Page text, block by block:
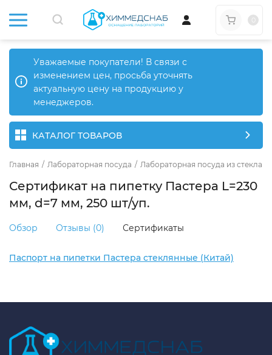
Уважаемые покупатели! В связи с
изменением цен, просьба уточнять
актуальную цену на продукцию у
менеджеров.
КАТАЛОГ ТОВАРОВ
Главная / Лабораторная посуда / Лабораторная посуда из стекла
Сертификат на пипетку Пастера L=230
мм, d=7 мм, 250 шт/уп.
Обзор Отзывы (0) Сертификаты
Паспорт на пипетки Пастера стеклянные (Китай)